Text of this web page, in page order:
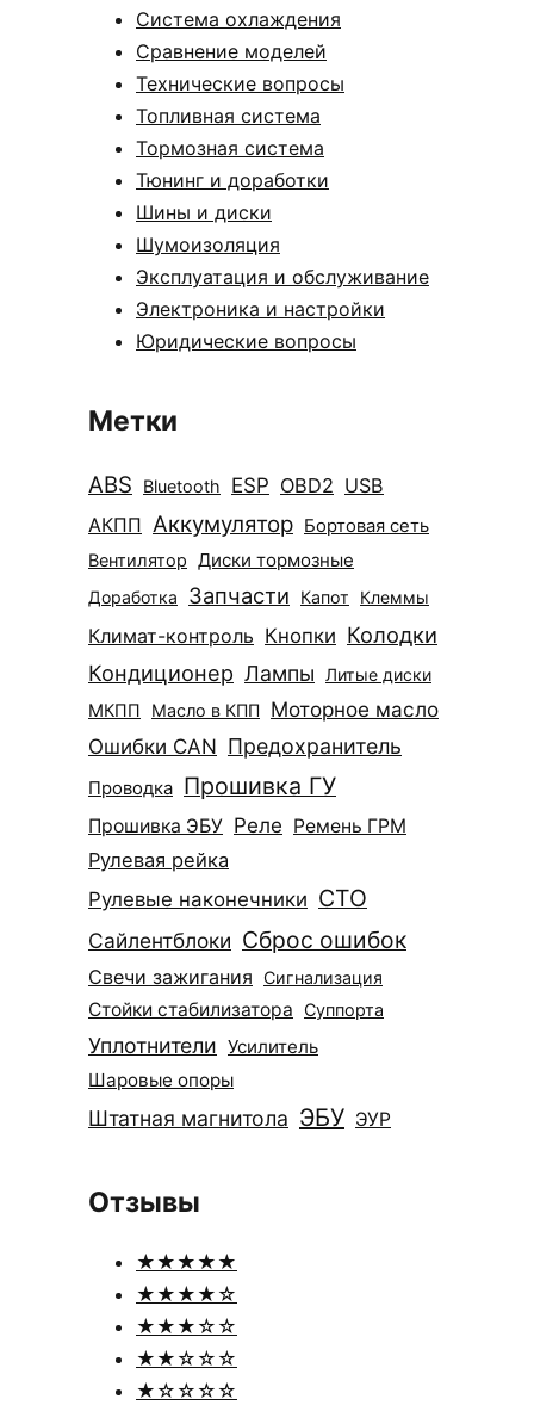
Система охлаждения
Сравнение моделей
Технические вопросы
Топливная система
Тормозная система
Тюнинг и доработки
Шины и диски
Шумоизоляция
Эксплуатация и обслуживание
Электроника и настройки
Юридические вопросы
Метки
ABS Bluetooth ESP OBD2 USB
АКПП Аккумулятор Бортовая сеть
Вентилятор Диски тормозные
Доработка Запчасти Капот Клеммы
Климат-контроль Кнопки Колодки
Кондиционер Лампы Литые диски
МКПП Масло в КПП
Моторное масло
Ошибки CAN Предохранитель
Проводка Прошивка ГУ
Прошивка ЭБУ Реле Ремень ГРМ
Рулевая рейка
Рулевые наконечники СТО
Сайлентблоки Сброс ошибок
Свечи зажигания Сигнализация
Стойки стабилизатора Суппорта
Уплотнители Усилитель
Шаровые опоры
Штатная магнитола ЭБУ ЭУР
Отзывы
★★★★★
★★★★☆
★★★☆☆
★★☆☆☆
★☆☆☆☆